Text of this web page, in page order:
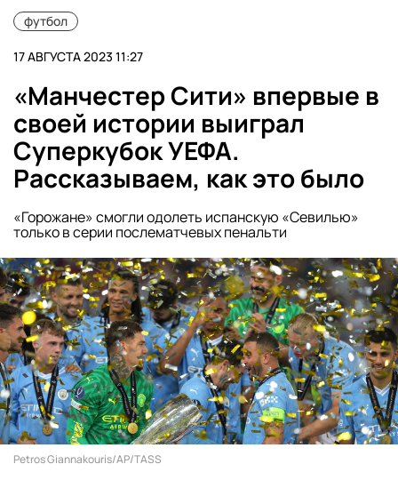
футбол
17 АВГУСТА 2023 11:27
«Манчестер Сити» впервые в
своей истории выиграл
Суперкубок УЕФА.
Рассказываем, как это было
«Горожане» смогли одолеть испанскую «Севилью»
только в серии послематчевых пенальти
Petros Giannakouris/AP/TASS